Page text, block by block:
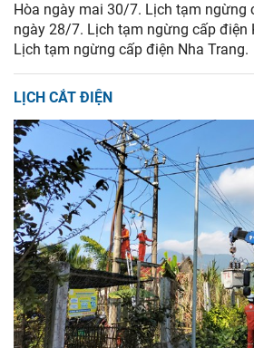
Hòa ngày mai 30/7. Lịch tạm ngừng
ngày 28/7. Lịch tạm ngừng cấp điện
Lịch tạm ngừng cấp điện Nha Trang.
LỊCH CẮT ĐIỆN